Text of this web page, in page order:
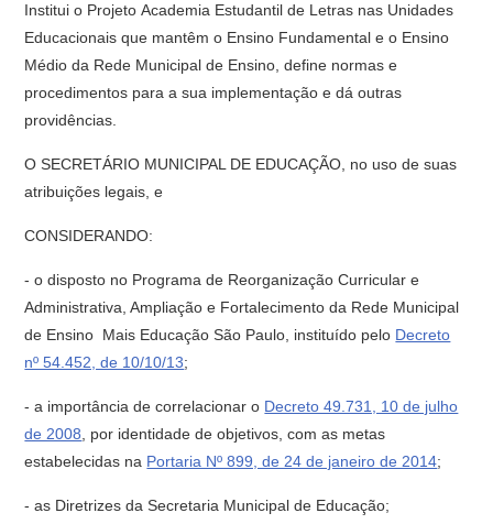
Institui o Projeto Academia Estudantil de Letras nas Unidades
Educacionais que mantêm o Ensino Fundamental e o Ensino
Médio da Rede Municipal de Ensino, define normas e
procedimentos para a sua implementação e dá outras
providências.
O SECRETÁRIO MUNICIPAL DE EDUCAÇÃO, no uso de suas
atribuições legais, e
CONSIDERANDO:
- o disposto no Programa de Reorganização Curricular e
Administrativa, Ampliação e Fortalecimento da Rede Municipal
de Ensino  Mais Educação São Paulo, instituído pelo Decreto
nº 54.452, de 10/10/13;
- a importância de correlacionar o Decreto 49.731, 10 de julho
de 2008 , por identidade de objetivos, com as metas
estabelecidas na Portaria Nº 899, de 24 de janeiro de 2014;
- as Diretrizes da Secretaria Municipal de Educação;